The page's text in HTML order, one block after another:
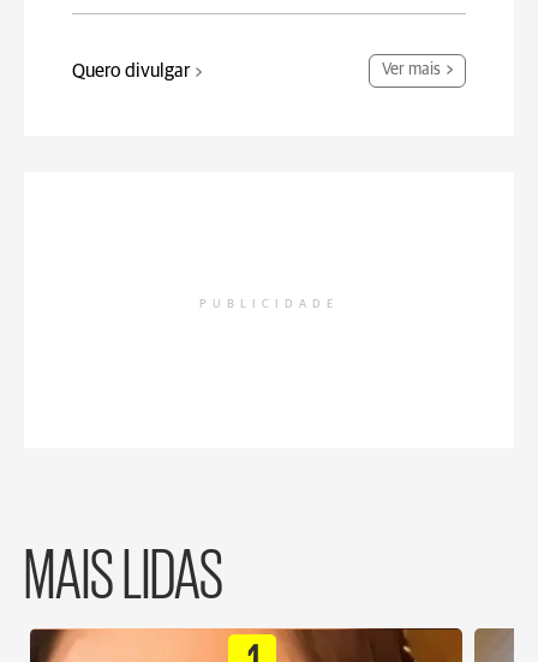
Quero divulgar Ver mais
PUBLICIDADE
MAIS LIDAS